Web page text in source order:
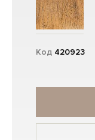
Код 420923